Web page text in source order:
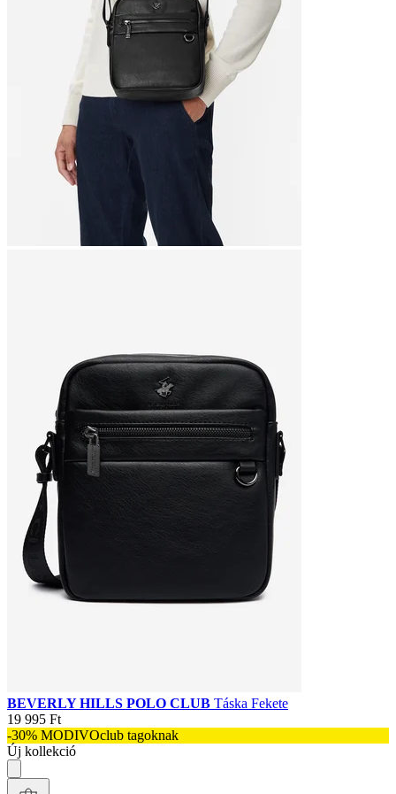
BEVERLY HILLS POLO CLUB Táska Fekete
19 995 Ft
-30% MODIVOclub tagoknak
Új kollekció